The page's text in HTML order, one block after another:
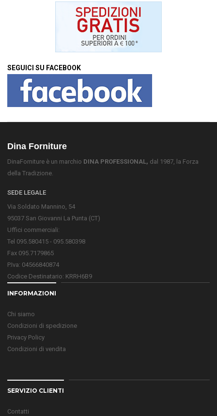
SEGUICI SU FACEBOOK
Dina Forniture
DinaForniture è un marchio DINA PROFESSIONAL, dal 1987, la Forza
della Tradizione.
SEDE LEGALE
Via Soldato Mannino, 54
95037 San Giovanni La Punta (CT)
Uffici commerciali:
Tel 095.580415 - 095.580398
Fax 095.7179865
P.Iva: 04566840874
Codice Destinatario: KRRH6B9
INFORMAZIONI
Chi siamo
Condizioni di spedizione
Privacy Policy
Condizioni di vendita
SERVIZIO CLIENTI
Contatti